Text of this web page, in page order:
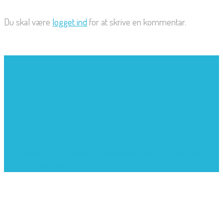
Du skal være logget ind for at skrive en kommentar.